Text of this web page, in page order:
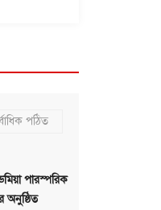
পঠিত
পারস্পরিক
অনুষ্ঠিত